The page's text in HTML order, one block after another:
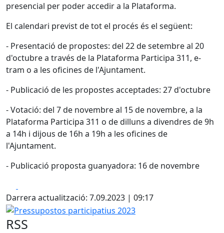
presencial per poder accedir a la Plataforma.
El calendari previst de tot el procés és el següent:
- Presentació de propostes: del 22 de setembre al 20
d'octubre a través de la Plataforma Participa 311, e-
tram o a les oficines de l'Ajuntament.
- Publicació de les propostes acceptades: 27 d'octubre
- Votació: del 7 de novembre al 15 de novembre, a la
Plataforma Participa 311 o de dilluns a divendres de 9h
a 14h i dijous de 16h a 19h a les oficines de
l'Ajuntament.
- Publicació proposta guanyadora: 16 de novembre
Darrera actualització: 7.09.2023 | 09:17
Pressupostos participatius 2023
RSS